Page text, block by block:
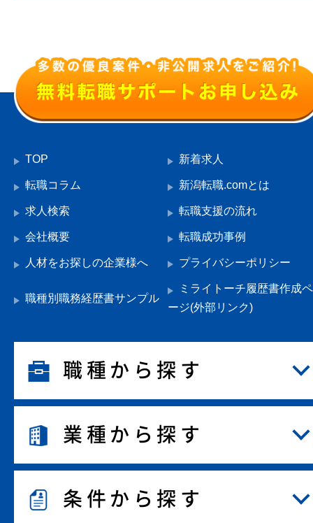
TOP 新着求人
転職コラム 新潟転職.comとは
求人検索 転職支援の流れ
会社概要 転職成功事例
人材をお探しの企業様へ プライバシーポリシー
職種別職務経歴書サンプル
ミライトーチ履歴書作成ペ
ージ(外部リンク)
職種から探す
業種から探す
条件から探す